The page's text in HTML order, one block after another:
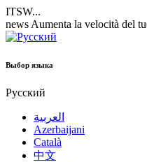
ITSW...
news Aumenta la velocità del
Выбор языка
Русский
العربية
Azerbaijani
Català
中文